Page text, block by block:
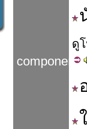
components
ดู